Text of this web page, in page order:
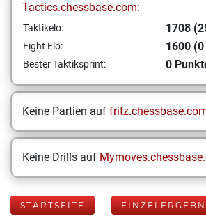
Tactics.chessbase.com:
Taktikelo: 1708
Fight Elo: 1600
Bester Taktiksprint: 0
Keine Partien auf
Keine Drills auf
STARTSEITE